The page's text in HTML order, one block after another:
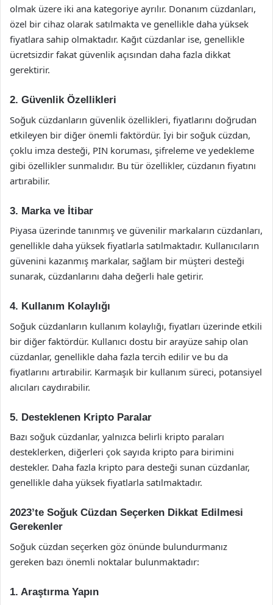
olmak üzere iki ana kategoriye ayrılır. Donanım cüzdanları,
özel bir cihaz olarak satılmakta ve genellikle daha yüksek
fiyatlara sahip olmaktadır. Kağıt cüzdanlar ise, genellikle
ücretsizdir fakat güvenlik açısından daha fazla dikkat
gerektirir.
2. Güvenlik Özellikleri
Soğuk cüzdanların güvenlik özellikleri, fiyatlarını doğrudan
etkileyen bir diğer önemli faktördür. İyi bir soğuk cüzdan,
çoklu imza desteği, PIN koruması, şifreleme ve yedekleme
gibi özellikler sunmalıdır. Bu tür özellikler, cüzdanın fiyatını
artırabilir.
3. Marka ve İtibar
Piyasa üzerinde tanınmış ve güvenilir markaların cüzdanları,
genellikle daha yüksek fiyatlarla satılmaktadır. Kullanıcıların
güvenini kazanmış markalar, sağlam bir müşteri desteği
sunarak, cüzdanlarını daha değerli hale getirir.
4. Kullanım Kolaylığı
Soğuk cüzdanların kullanım kolaylığı, fiyatları üzerinde etkili
bir diğer faktördür. Kullanıcı dostu bir arayüze sahip olan
cüzdanlar, genellikle daha fazla tercih edilir ve bu da
fiyatlarını artırabilir. Karmaşık bir kullanım süreci, potansiyel
alıcıları caydırabilir.
5. Desteklenen Kripto Paralar
Bazı soğuk cüzdanlar, yalnızca belirli kripto paraları
desteklerken, diğerleri çok sayıda kripto para birimini
destekler. Daha fazla kripto para desteği sunan cüzdanlar,
genellikle daha yüksek fiyatlarla satılmaktadır.
2023’te Soğuk Cüzdan Seçerken Dikkat Edilmesi
Gerekenler
Soğuk cüzdan seçerken göz önünde bulundurmanız
gereken bazı önemli noktalar bulunmaktadır:
1. Araştırma Yapın